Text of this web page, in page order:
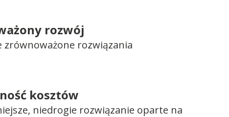
rozwój
zrównoważone rozwiązania
kosztów
niedrogie rozwiązanie oparte na